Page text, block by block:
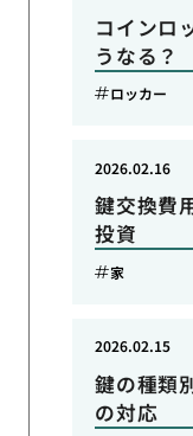
コインロ
うなる？
ロッカー
鍵交換費
投資
2026.02.16
家
鍵の種類
の対応
2026.02.15